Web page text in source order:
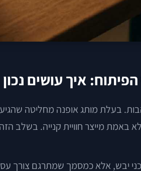
איך עושים נכון
בעלת מותג אופנה מחליטה שהגיע
באמת מייצר חוויית קנייה.
יבש, אלא כמסמך שמתרגם צורך